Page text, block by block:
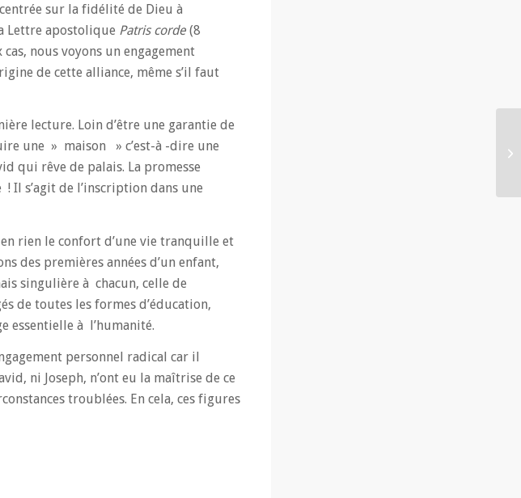
sur la fidélité de Dieu à
Lettre apostolique Patris corde (8
nous voyons un engagement
de cette alliance, même s’il faut
lecture. Loin d’être une garantie de
une » maison » c’est-à -dire une
qui rêve de palais. La promesse
Il s’agit de l’inscription dans une
rien le confort d’une vie tranquille et
des premières années d’un enfant,
singulière à chacun, celle de
de toutes les formes d’éducation,
essentielle à l’humanité.
personnel radical car il
ni Joseph, n’ont eu la maîtrise de ce
troublées. En cela, ces figures